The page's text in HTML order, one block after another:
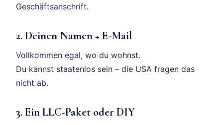
Geschäftsanschrift.
2. Deinen Namen + E-Mail
Vollkommen egal, wo du wohnst.
Du kannst staatenlos sein – die USA fragen das
nicht ab.
3. Ein LLC-Paket oder DIY